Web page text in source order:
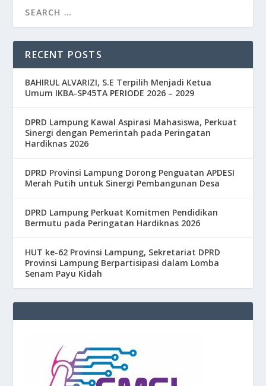
RECENT POSTS
BAHIRUL ALVARIZI, S.E Terpilih Menjadi Ketua
Umum IKBA-SP45TA PERIODE 2026 – 2029
DPRD Lampung Kawal Aspirasi Mahasiswa, Perkuat
Sinergi dengan Pemerintah pada Peringatan
Hardiknas 2026
DPRD Provinsi Lampung Dorong Penguatan APDESI
Merah Putih untuk Sinergi Pembangunan Desa
DPRD Lampung Perkuat Komitmen Pendidikan
Bermutu pada Peringatan Hardiknas 2026
HUT ke-62 Provinsi Lampung, Sekretariat DPRD
Provinsi Lampung Berpartisipasi dalam Lomba
Senam Payu Kidah